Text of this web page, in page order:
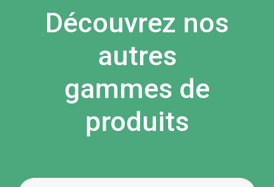
Découvrez nos
autres
gammes de
produits